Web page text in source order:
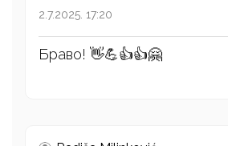
2.7.2025. 17:20
Браво! 👋💪👍👍🤗